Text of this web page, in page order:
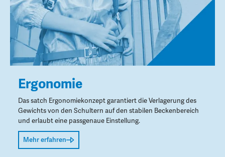
Ergonomie
Das satch Ergonomiekonzept garantiert die Verlagerung des
Gewichts von den Schultern auf den stabilen Beckenbereich
und erlaubt eine passgenaue Einstellung.
Mehr erfahren